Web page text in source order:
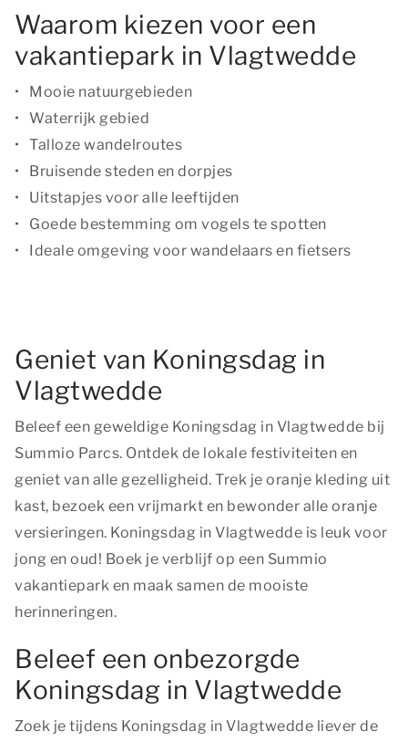
Waarom kiezen voor een
vakantiepark in Vlagtwedde
Mooie natuurgebieden
Waterrijk gebied
Talloze wandelroutes
Bruisende steden en dorpjes
Uitstapjes voor alle leeftijden
Goede bestemming om vogels te spotten
Ideale omgeving voor wandelaars en fietsers
Geniet van Koningsdag in
Vlagtwedde
Beleef een geweldige Koningsdag in Vlagtwedde bij
Summio Parcs. Ontdek de lokale festiviteiten en
geniet van alle gezelligheid. Trek je oranje kleding uit
kast, bezoek een vrijmarkt en bewonder alle oranje
versieringen. Koningsdag in Vlagtwedde is leuk voor
jong en oud! Boek je verblijf op een Summio
vakantiepark en maak samen de mooiste
herinneringen.
Beleef een onbezorgde
Koningsdag in Vlagtwedde
Zoek je tijdens Koningsdag in Vlagtwedde liever de